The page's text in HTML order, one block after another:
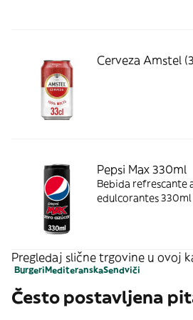
Cerveza Amstel
Pepsi Max 330ml
Bebida refrescante
edulcorantes 330ml
Pregledaj slične trgovine u ovoj
BurgeriMediteranskaSendviči
Često postavljena